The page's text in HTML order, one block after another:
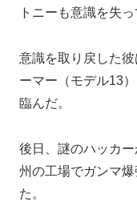
トニーも意識を失っ
意識を取り戻した
ーマー（モデル13
臨んだ。
後日、謎のハッカ
州の工場でガンマ
た。